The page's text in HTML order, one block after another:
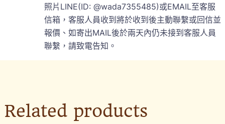
照片LINE(ID: @wada7355485)或EMAIL至客服
信箱，客服人員收到將於收到後主動聯繫或回信並
報價、如寄出MAIL後於兩天內仍未接到客服人員
聯繫，請致電告知。
Related products